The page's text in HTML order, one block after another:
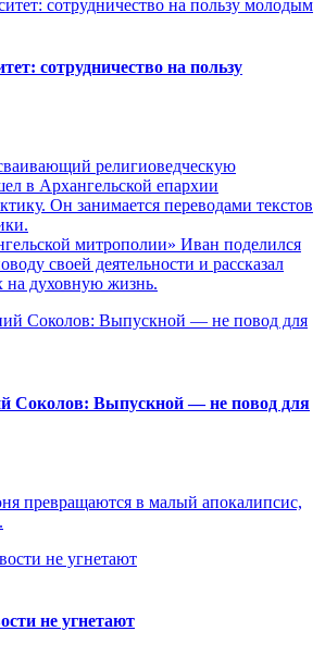
сотрудничество на пользу
религиоведческую
в Архангельской епархии
Он занимается переводами текстов
митрополии» Иван поделился
своей деятельности и рассказал
на духовную жизнь.
Соколов: Выпускной — не повод для
превращаются в малый апокалипсис,
не угнетают